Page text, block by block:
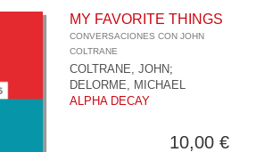
MY FAVORITE THINGS
CONVERSACIONES CON JOHN
COLTRANE
COLTRANE, JOHN ;
DELORME, MICHAEL
ALPHA DECAY
10,00 €